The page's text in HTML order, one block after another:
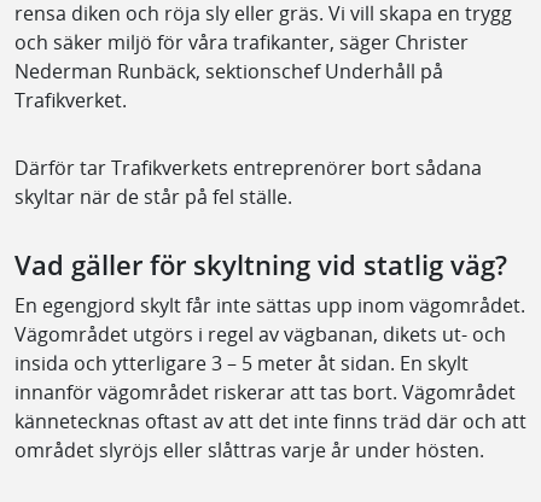
rensa diken och röja sly eller gräs. Vi vill skapa en trygg
och säker miljö för våra trafikanter, säger Christer
Nederman Runbäck, sektionschef Underhåll på
Trafikverket.
Därför tar Trafikverkets entreprenörer bort sådana
skyltar när de står på fel ställe.
Vad gäller för skyltning vid statlig väg?
En egengjord skylt får inte sättas upp inom vägområdet.
Vägområdet utgörs i regel av vägbanan, dikets ut- och
insida och ytterligare 3 – 5 meter åt sidan. En skylt
innanför vägområdet riskerar att tas bort. Vägområdet
kännetecknas oftast av att det inte finns träd där och att
området slyröjs eller slåttras varje år under hösten.